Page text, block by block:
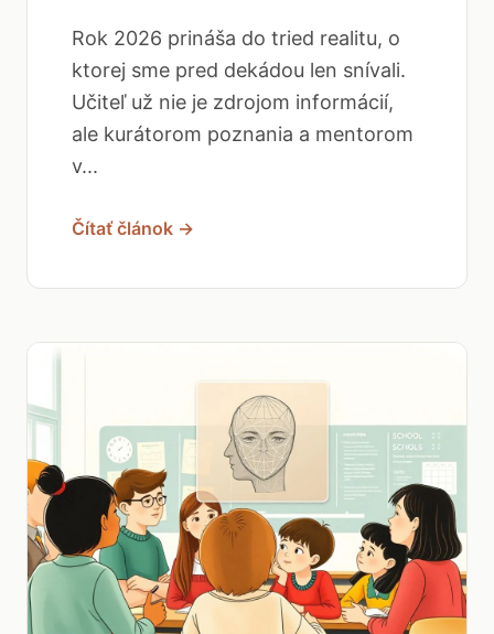
Rok 2026 prináša do tried realitu, o
ktorej sme pred dekádou len snívali.
Učiteľ už nie je zdrojom informácií,
ale kurátorom poznania a mentorom
v...
Čítať článok →